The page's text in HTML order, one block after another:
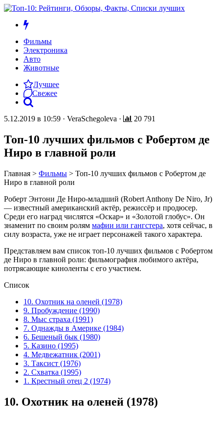
Фильмы
Электроника
Авто
Животные
Лучшее
Свежее
5.12.2019 в 10:59 · VeraSchegoleva · 20 791
Топ-10 лучших фильмов с Робертом де
Ниро в главной роли
Главная > Фильмы > Топ-10 лучших фильмов с Робертом де
Ниро в главной роли
Роберт Энтони Де Ниро-младший (Robert Anthony De Niro, Jr)
— известный американский актёр, режиссёр и продюсер.
Среди его наград числятся «Оскар» и «Золотой глобус». Он
знаменит по своим ролям мафии или гангстера, хотя сейчас, в
силу возраста, уже не играет персонажей такого характера.
Представляем вам список топ-10 лучших фильмов с Робертом
де Ниро в главной роли: фильмография любимого актёра,
потрясающие киноленты с его участием.
Список
10. Охотник на оленей (1978)
9. Пробуждение (1990)
8. Мыс страха (1991)
7. Однажды в Америке (1984)
6. Бешеный бык (1980)
5. Казино (1995)
4. Медвежатник (2001)
3. Таксист (1976)
2. Схватка (1995)
1. Крестный отец 2 (1974)
10. Охотник на оленей (1978)